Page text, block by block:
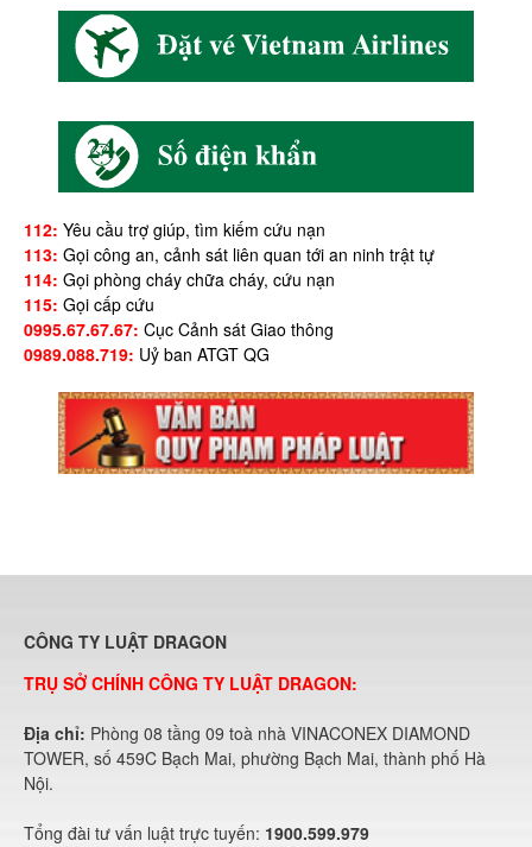
112: Yêu cầu trợ giúp, tìm kiếm cứu nạn
113: Gọi công an, cảnh sát liên quan tới an ninh trật tự
114: Gọi phòng cháy chữa cháy, cứu nạn
115: Gọi cấp cứu
0995.67.67.67: Cục Cảnh sát Giao thông
0989.088.719: Uỷ ban ATGT QG
CÔNG TY LUẬT DRAGON
TRỤ SỞ CHÍNH CÔNG TY LUẬT DRAGON:
Địa chỉ: Phòng 08 tầng 09 toà nhà VINACONEX DIAMOND
TOWER, số 459C Bạch Mai, phường Bạch Mai, thành phố Hà
Nội.
Tổng đài tư vấn luật trực tuyến: 1900.599.979